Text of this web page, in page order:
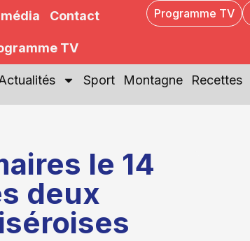
Contact
TV
Programme TV
Sport Montagne Recettes
le 14
deux